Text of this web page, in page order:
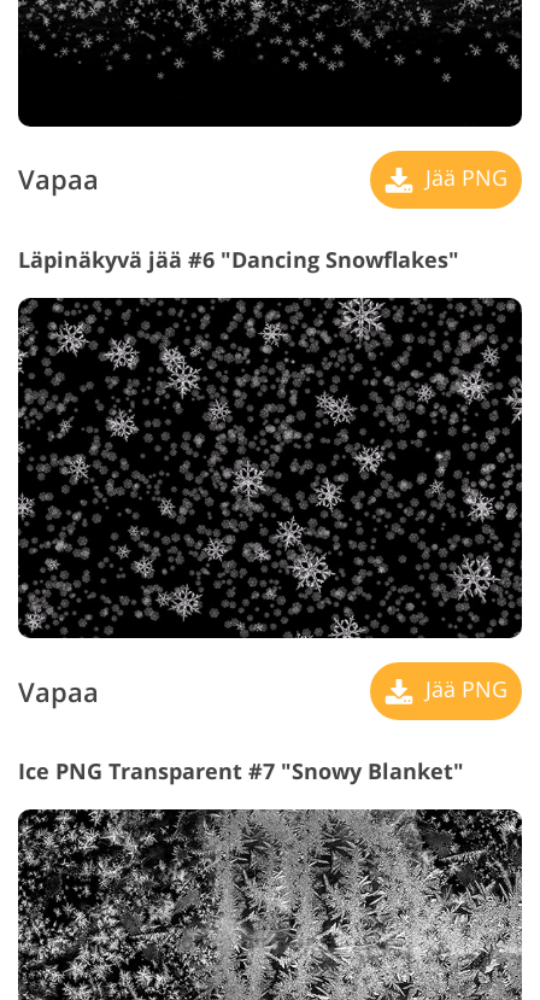
Vapaa Jää PNG
Läpinäkyvä jää #6 "Dancing Snowflakes"
Vapaa Jää PNG
Ice PNG Transparent #7 "Snowy Blanket"